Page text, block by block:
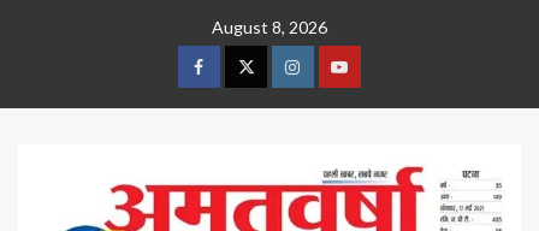
August 8, 2026
FacebookTwitterInstagramYoutube